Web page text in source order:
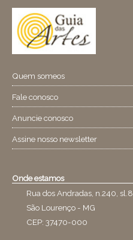
Quem someos
Fale conosco
Anuncie conosco
Assine nosso newsletter
Onde estamos
Rua dos Andradas, n.240, sl.8
São Lourenço - MG
CEP: 37470-000